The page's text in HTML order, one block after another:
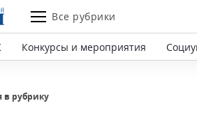
Все рубрики
Конкурсы и мероприятия
в рубрику